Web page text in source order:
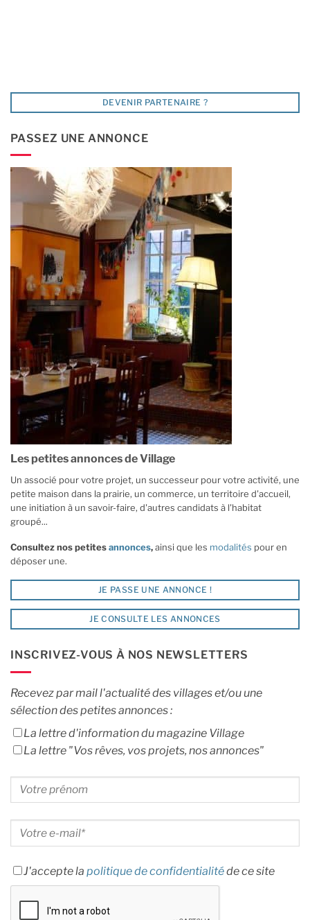
DEVENIR PARTENAIRE ?
PASSEZ UNE ANNONCE
Les petites annonces de Village
Un associé pour votre projet, un successeur pour votre activité, une
petite maison dans la prairie, un commerce, un territoire d'accueil,
une initiation à un savoir-faire, d'autres candidats à l'habitat
groupé...
Consultez nos petitesannonces,ainsi que les modalités pour en
déposer une.
JE PASSE UNE ANNONCE !
JE CONSULTE LES ANNONCES
INSCRIVEZ-VOUS À NOS NEWSLETTERS
Recevez par mail l'actualité des villages et/ou une
sélection des petites annonces :
La lettre d'information du magazine Village
La lettre "Vos rêves, vos projets, nos annonces"
J'accepte la politique de confidentialitéde ce site